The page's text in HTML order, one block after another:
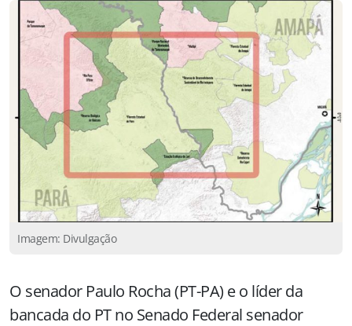
Imagem: Divulgação
O senador Paulo Rocha (PT-PA) e o líder da
bancada do PT no Senado Federal senador